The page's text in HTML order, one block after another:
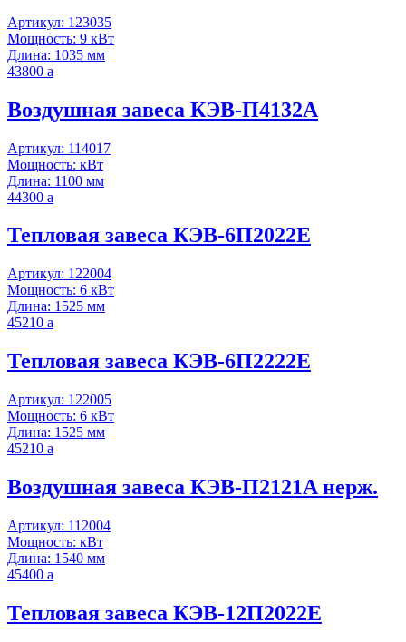
Артикул: 123035
Мощность: 9 кВт
Длина: 1035 мм
43800 a
Воздушная завеса КЭВ-П4132A
Артикул: 114017
Мощность: кВт
Длина: 1100 мм
44300 a
Тепловая завеса КЭВ-6П2022Е
Артикул: 122004
Мощность: 6 кВт
Длина: 1525 мм
45210 a
Тепловая завеса КЭВ-6П2222Е
Артикул: 122005
Мощность: 6 кВт
Длина: 1525 мм
45210 a
Воздушная завеса КЭВ-П2121A нерж.
Артикул: 112004
Мощность: кВт
Длина: 1540 мм
45400 a
Тепловая завеса КЭВ-12П2022Е